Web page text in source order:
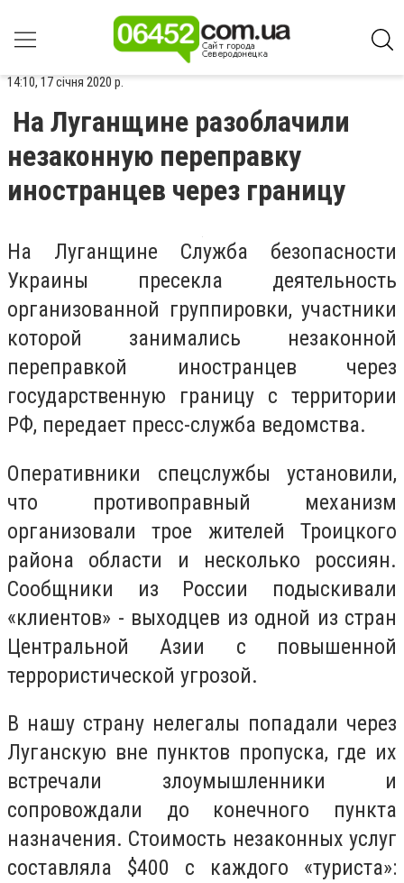
14:10, 17 січня 2020 р.
На Луганщине разоблачили
незаконную переправку
иностранцев через границу
На Луганщине Служба безопасности
Украины пресекла деятельность
организованной группировки, участники
которой занимались незаконной
переправкой иностранцев через
государственную границу с территории
РФ, передает пресс-служба ведомства.
Оперативники спецслужбы установили,
что противоправный механизм
организовали трое жителей Троицкого
района области и несколько россиян.
Сообщники из России подыскивали
«клиентов» - выходцев из одной из стран
Центральной Азии с повышенной
террористической угрозой.
В нашу страну нелегалы ​​попадали через
Луганскую вне пунктов пропуска, где их
встречали злоумышленники и
сопровождали до конечного пункта
назначения. Стоимость незаконных услуг
составляла $400 с каждого «туриста»: